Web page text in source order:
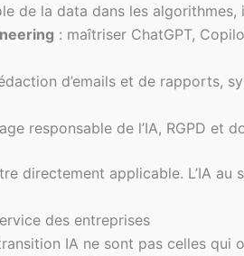
de la data dans les
: maîtriser ChatGPT,
d’emails et de rapports,
responsable de l’IA, RGPD et
directement applicable. L’IA au
des entreprises
IA ne sont pas celles